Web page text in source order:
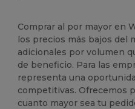
Comprar al por mayor en
los precios más bajos del
adicionales por volumen
de beneficio. Para las
representa una
competitivas. Ofrecemos
cuanto mayor sea tu